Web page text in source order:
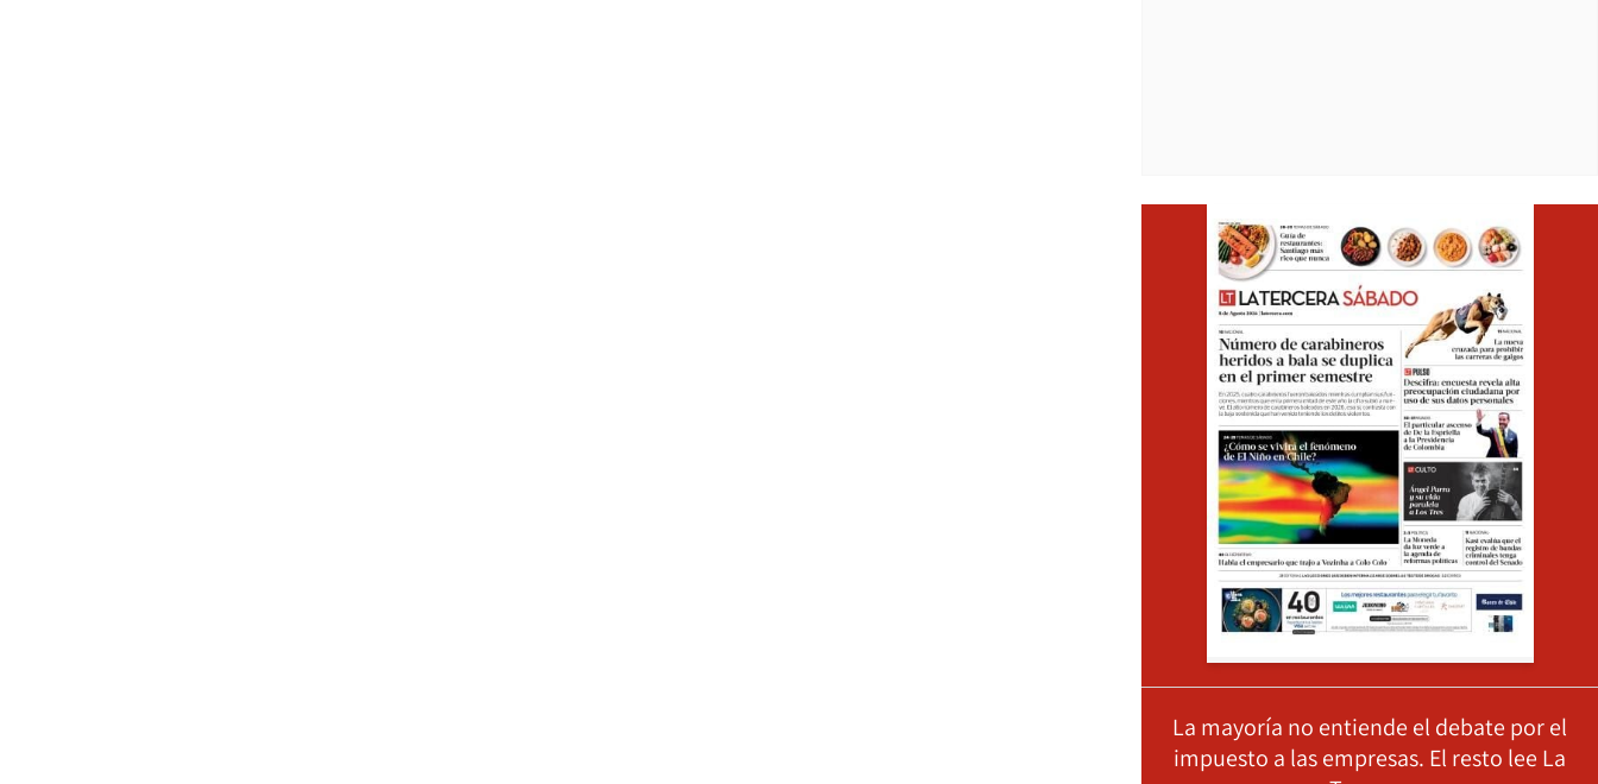
La mayoría no entiende el debate por el
impuesto a las empresas. El resto lee La